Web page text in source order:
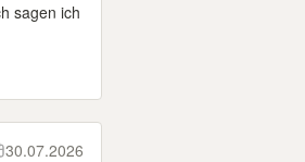
sagen ich
30.07.2026